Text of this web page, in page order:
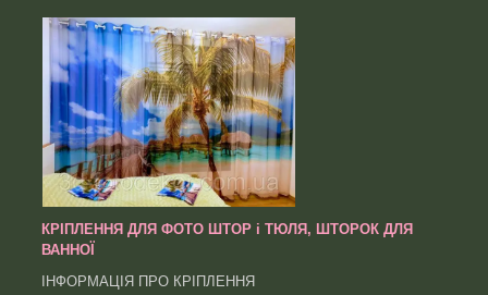
КРІПЛЕННЯ ДЛЯ ФОТО ШТОР і ТЮЛЯ, ШТОРОК ДЛЯ
ВАННОЇ
ІНФОРМАЦІЯ ПРО КРІПЛЕННЯ